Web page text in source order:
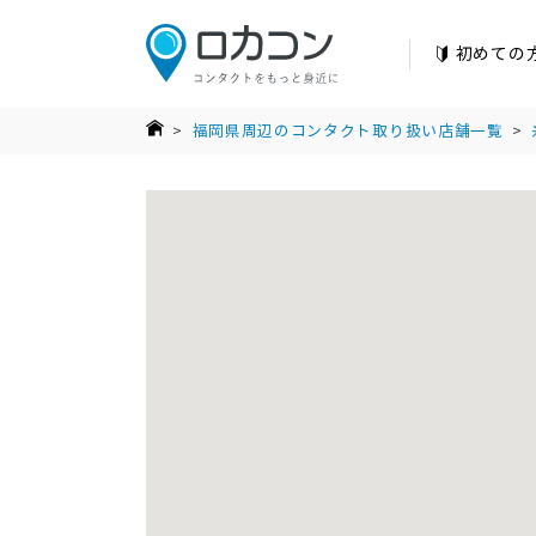
初めての
> 福岡県周辺のコンタクト取り扱い店舗一覧 >